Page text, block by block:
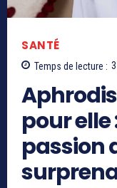
SANTÉ
Temps de lecture : 3
pour elle
passion